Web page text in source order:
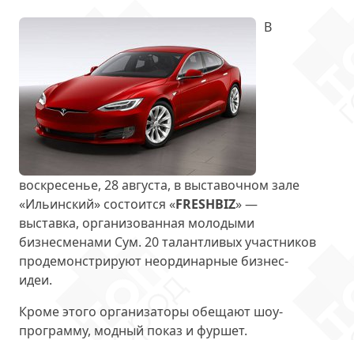
В
воскресенье, 28 августа, в выставочном зале
«Ильинский» состоится «FRESHBIZ» —
выставка, организованная молодыми
бизнесменами Сум. 20 талантливых участников
продемонстрируют неординарные бизнес-
идеи.
Кроме этого организаторы обещают шоу-
программу, модный показ и фуршет.